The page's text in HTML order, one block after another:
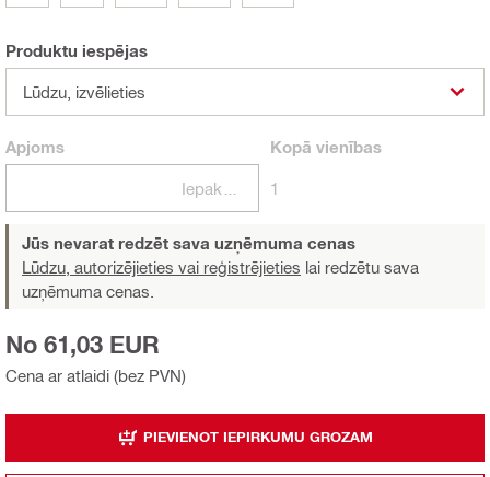
Produktu iespējas
Lūdzu, izvēlieties
Apjoms Kopā vienības
1
Jūs nevarat redzēt sava uzņēmuma cenas
Lūdzu, autorizējieties vai reģistrējieties lai redzētu sava
uzņēmuma cenas.
Cena ar atlaidi (bez PVN)
No 61,03 EUR
PIEVIENOT IEPIRKUMU GROZAM